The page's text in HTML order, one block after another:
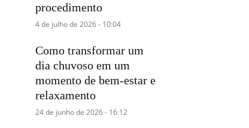
procedimento
4 de julho de 2026 - 10:04
Como transformar um
dia chuvoso em um
momento de bem-estar e
relaxamento
24 de junho de 2026 - 16:12